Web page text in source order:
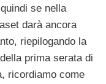
se nella
darà ancora
riepilogando la
prima serata di
ricordiamo come